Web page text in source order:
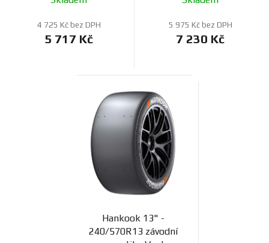
4 725 Kč bez DPH
5 717 Kč
5 975 Kč bez DPH
7 230 Kč
Hankook 13" -
240/570R13 závodní